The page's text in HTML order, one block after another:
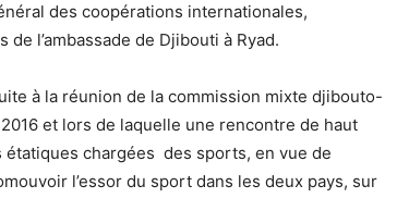
des coopérations internationales,
l’ambassade de Djibouti à Ryad.
à la réunion de la commission mixte djibouto-
et lors de laquelle une rencontre de haut
chargées des sports, en vue de
l’essor du sport dans les deux pays, sur